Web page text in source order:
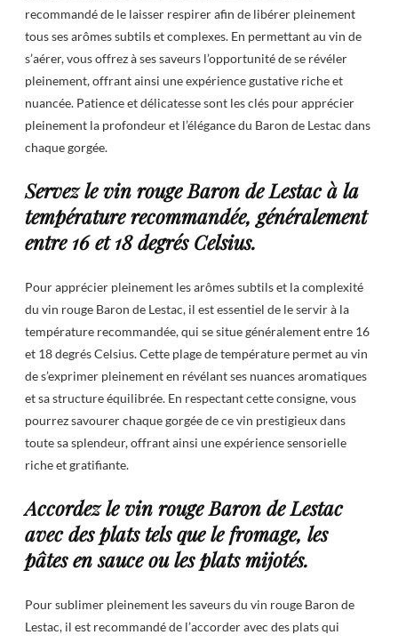
recommandé de le laisser respirer afin de libérer pleinement
tous ses arômes subtils et complexes. En permettant au vin de
s’aérer, vous offrez à ses saveurs l’opportunité de se révéler
pleinement, offrant ainsi une expérience gustative riche et
nuancée. Patience et délicatesse sont les clés pour apprécier
pleinement la profondeur et l’élégance du Baron de Lestac dans
chaque gorgée.
Servez le vin rouge Baron de Lestac à la
température recommandée, généralement
entre 16 et 18 degrés Celsius.
Pour apprécier pleinement les arômes subtils et la complexité
du vin rouge Baron de Lestac, il est essentiel de le servir à la
température recommandée, qui se situe généralement entre 16
et 18 degrés Celsius. Cette plage de température permet au vin
de s’exprimer pleinement en révélant ses nuances aromatiques
et sa structure équilibrée. En respectant cette consigne, vous
pourrez savourer chaque gorgée de ce vin prestigieux dans
toute sa splendeur, offrant ainsi une expérience sensorielle
riche et gratifiante.
Accordez le vin rouge Baron de Lestac
avec des plats tels que le fromage, les
pâtes en sauce ou les plats mijotés.
Pour sublimer pleinement les saveurs du vin rouge Baron de
Lestac, il est recommandé de l’accorder avec des plats qui